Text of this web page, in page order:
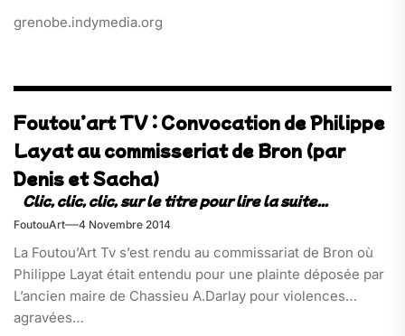
grenobe.indymedia.org
Foutou’art TV : Convocation de Philippe
Layat au commisseriat de Bron (par
Denis et Sacha)
FoutouArt 4 Novembre 2014
La Foutou’Art Tv s’est rendu au commissariat de Bron où
Philippe Layat était entendu pour une plainte déposée par
L’ancien maire de Chassieu A.Darlay pour violences
agravées…